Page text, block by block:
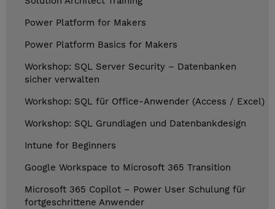
Power Platform for Makers
Power Platform Basics for Makers
Workshop: SQL Server Security – Datenbanken
sicher verwalten
Workshop: SQL für Office-Anwender (Access / Excel)
Workshop: SQL Grundlagen und Datenbankdesign
Intune for Beginners
Google Workspace to Microsoft 365 Transition
Microsoft 365 Copilot – Power User Schulung für
fortgeschrittene Anwender